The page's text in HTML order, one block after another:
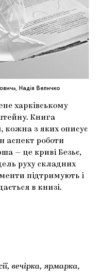
Надія Величко
харківському
Книга
кожна з яких описує
аспект роботи
— це криві Безьє,
руху складних
підтримують і
в книзі.
вечірка, ярмарка,